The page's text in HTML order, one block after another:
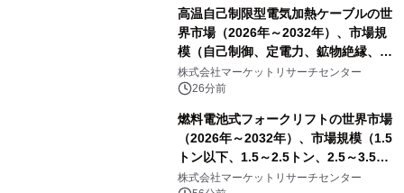
高温自己制限型電気加熱ケーブルの世
界市場（2026年～2032年）、市場規
模（自己制御、定電力、鉱物絶縁、表
皮効果）・分析レポートを発表
株式会社マーケットリサーチセンター
26分前
燃料電池式フォークリフトの世界市場
（2026年～2032年）、市場規模（1.5
トン以下、1.5～2.5トン、2.5～3.5ト
ン、3.5～5.0トン、その他）・分析レ
株式会社マーケットリサーチセンター